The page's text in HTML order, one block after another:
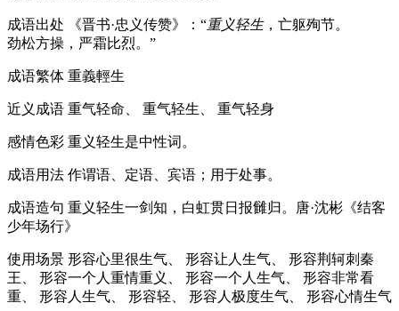
成语出处 《晋书·忠义传赞》：“重义轻生，亡躯殉节。
劲松方操，严霜比烈。”
成语繁体 重義輕生
近义成语 重气轻命、 重气轻生、 重气轻身
感情色彩 重义轻生是中性词。
成语用法 作谓语、定语、宾语；用于处事。
成语造句 重义轻生一剑知，白虹贯日报雠归。唐·沈彬《结客
少年场行》
使用场景 形容心里很生气、 形容让人生气、 形容荆轲刺秦
王、 形容一个人重情重义、 形容一个人生气、 形容非常看
重、 形容人生气、 形容轻、 形容人极度生气、 形容心情生气